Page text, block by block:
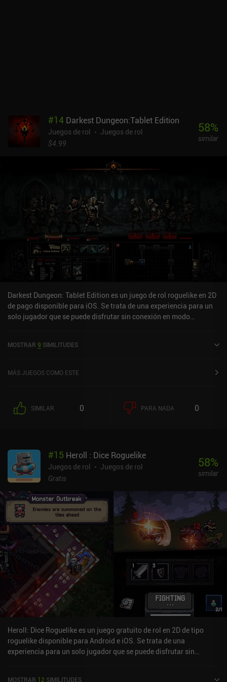
#14 Darkest Dungeon:Tablet Edition
Juegos de rol
Juegos de rol
$4.99
58%
similar
Darkest Dungeon: Tablet Edition es un juego de rol roguelike en 2D
de pago disponible para iOS. Se trata de una experiencia para un
solo jugador que se puede disfrutar sin conexión en modo
lanzó en agosto de 2017 y tiene actualmente una puntuación de
MOSTRAR 9 SIMILITUDES
MÁS JUEGOS COMO ESTE
SIMILAR 0 PARA NADA 0
#15 Heroll : Dice Roguelike
Juegos de rol
Juegos de rol
Gratis
58%
similar
Heroll: Dice Roguelike es un juego gratuito de rol en 2D de tipo
roguelike disponible para Android e iOS. Se trata de una
experiencia para un solo jugador que se puede disfrutar sin
MOSTRAR 12 SIMILITUDES